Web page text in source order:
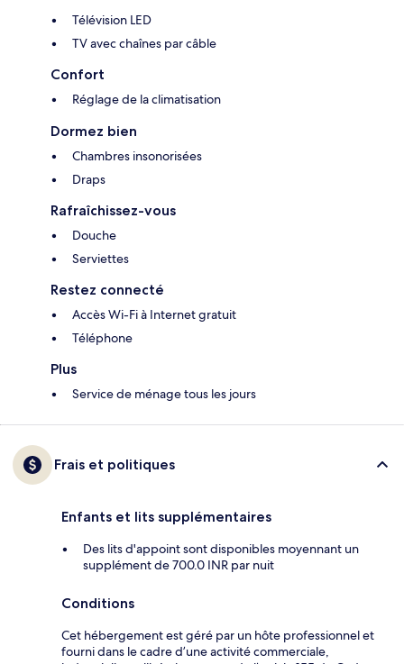
Télévision LED
TV avec chaînes par câble
Confort
Réglage de la climatisation
Dormez bien
Chambres insonorisées
Draps
Rafraîchissez-vous
Douche
Serviettes
Restez connecté
Accès Wi-Fi à Internet gratuit
Téléphone
Plus
Service de ménage tous les jours
Frais et politiques
Enfants et lits supplémentaires
Des lits d'appoint sont disponibles moyennant un
supplément de 700.0 INR par nuit
Conditions
Cet hébergement est géré par un hôte professionnel et
fourni dans le cadre d’une activité commerciale,